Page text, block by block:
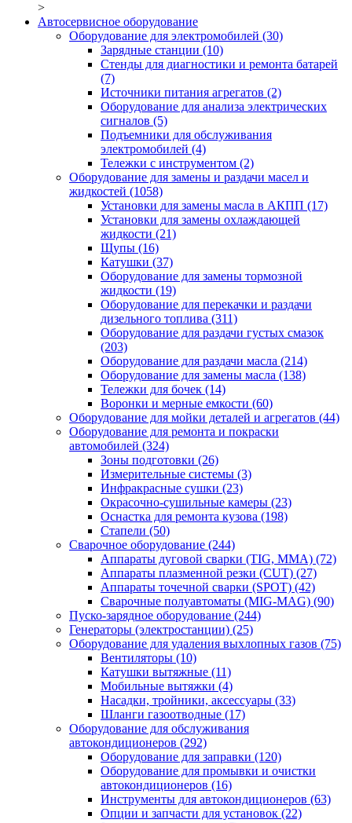
>
Автосервисное оборудование
Оборудование для электромобилей (30)
Зарядные станции (10)
Стенды для диагностики и ремонта батарей
(7)
Источники питания агрегатов (2)
Оборудование для анализа электрических
сигналов (5)
Подъемники для обслуживания
электромобилей (4)
Тележки с инструментом (2)
Оборудование для замены и раздачи масел и
жидкостей (1058)
Установки для замены масла в АКПП (17)
Установки для замены охлаждающей
жидкости (21)
Щупы (16)
Катушки (37)
Оборудование для замены тормозной
жидкости (19)
Оборудование для перекачки и раздачи
дизельного топлива (311)
Оборудование для раздачи густых смазок
(203)
Оборудование для раздачи масла (214)
Оборудование для замены масла (138)
Тележки для бочек (14)
Воронки и мерные емкости (60)
Оборудование для мойки деталей и агрегатов (44)
Оборудование для ремонта и покраски
автомобилей (324)
Зоны подготовки (26)
Измерительные системы (3)
Инфракрасные сушки (23)
Окрасочно-сушильные камеры (23)
Оснастка для ремонта кузова (198)
Стапели (50)
Сварочное оборудование (244)
Аппараты дуговой сварки (TIG, MMA) (72)
Аппараты плазменной резки (CUT) (27)
Аппараты точечной сварки (SPOT) (42)
Сварочные полуавтоматы (MIG-MAG) (90)
Пуско-зарядное оборудование (244)
Генераторы (электростанции) (25)
Оборудование для удаления выхлопных газов (75)
Вентиляторы (10)
Катушки вытяжные (11)
Мобильные вытяжки (4)
Насадки, тройники, аксессуары (33)
Шланги газоотводные (17)
Оборудование для обслуживания
автокондиционеров (292)
Оборудование для заправки (120)
Оборудование для промывки и очистки
автокондиционеров (16)
Инструменты для автокондиционеров (63)
Опции и запчасти для установок (22)